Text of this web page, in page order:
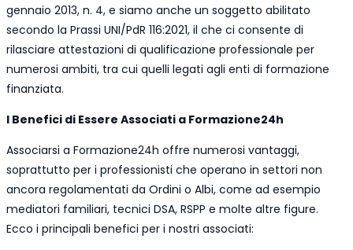
gennaio 2013, n. 4, e siamo anche un soggetto abilitato
secondo la Prassi UNI/PdR 116:2021, il che ci consente di
rilasciare attestazioni di qualificazione professionale per
numerosi ambiti, tra cui quelli legati agli enti di formazione
finanziata.
I Benefici di Essere Associati a Formazione24h
Associarsi a Formazione24h offre numerosi vantaggi,
soprattutto per i professionisti che operano in settori non
ancora regolamentati da Ordini o Albi, come ad esempio
mediatori familiari, tecnici DSA, RSPP e molte altre figure.
Ecco i principali benefici per i nostri associati: